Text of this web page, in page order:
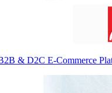
& D2C E-Commerce